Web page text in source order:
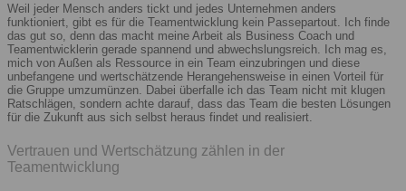
Weil jeder Mensch anders tickt und jedes Unternehmen anders
funktioniert, gibt es für die Teamentwicklung kein Passepartout. Ich finde
das gut so, denn das macht meine Arbeit als Business Coach und
Teamentwicklerin gerade spannend und abwechslungsreich. Ich mag es,
mich von Außen als Ressource in ein Team einzubringen und diese
unbefangene und wertschätzende Herangehensweise in einen Vorteil für
die Gruppe umzumünzen. Dabei überfalle ich das Team nicht mit klugen
Ratschlägen, sondern achte darauf, dass das Team die besten Lösungen
für die Zukunft aus sich selbst heraus findet und realisiert.
Vertrauen und Wertschätzung zählen in der
Teamentwicklung